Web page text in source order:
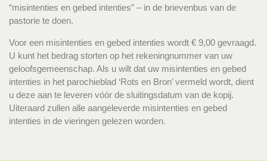
“misintenties en gebed intenties” – in de brievenbus van de
pastorie te doen.
Voor een misintenties en gebed intenties wordt € 9,00 gevraagd.
U kunt het bedrag storten op het rekeningnummer van uw
geloofsgemeenschap. Als u wilt dat uw misintenties en gebed
intenties in het parochieblad ‘Rots en Bron’ vermeld wordt, dient
u deze aan te leveren vóór de sluitingsdatum van de kopij.
Uiteraard zullen alle aangeleverde misintenties en gebed
intenties in de vieringen gelezen worden.